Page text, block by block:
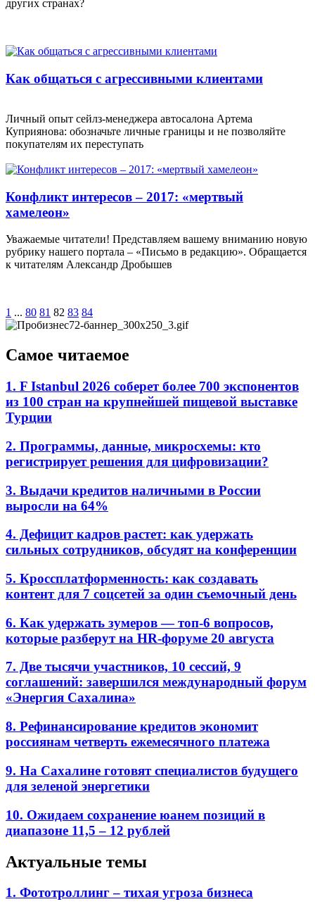
других странах?
Как общаться с агрессивными клиентами
Личный опыт сейлз-менеджера автосалона Артема
Куприянова: обозначьте личные границы и не позволяйте
покупателям их переступать
Конфликт интересов – 2017: «мертвый
хамелеон»
Уважаемые читатели! Представляем вашему вниманию новую
рубрику нашего портала – «Письмо в редакцию». Обращается
к читателям Александр Дробышев
1 ... 80 81 82 83 84
Самое читаемое
1. F Istanbul 2026 соберет более 700 экспонентов
из 100 стран на крупнейшей пищевой выставке
Турции
2. Программы, данные, микросхемы: кто
регистрирует решения для цифровизации?
3. Выдачи кредитов наличными в России
выросли на 64%
4. Дефицит кадров растет: как удержать
сильных сотрудников, обсудят на конференции
5. Кроссплатформенность: как создавать
контент для 7 соцсетей за один съемочный день
6. Как удержать зумеров — топ-6 вопросов,
которые разберут на HR-форуме 20 августа
7. Две тысячи участников, 10 сессий, 9
соглашений: завершился международный форум
«Энергия Сахалина»
8. Рефинансирование кредитов экономит
россиянам четверть ежемесячного платежа
9. На Сахалине готовят специалистов будущего
для зеленой энергетики
10. Ожидаем сохранение юанем позиций в
диапазоне 11,5 – 12 рублей
Актуальные темы
1. Фототроллинг – тихая угроза бизнеса